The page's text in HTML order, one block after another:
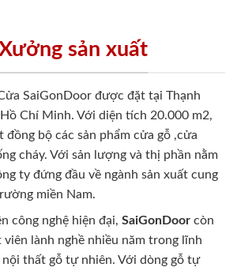
sản xuất
SaiGonDoor được đặt tại Thạnh
Chí Minh. Với diện tích 20.000 m2,
đồng bộ các sản phẩm cửa gỗ ,cửa
cháy. Với sản lượng và thị phần nằm
ty đứng đầu về ngành sản xuất cung
miền Nam.
công nghệ hiện đại, SaiGonDoor còn
lành nghề nhiều năm trong lĩnh
thất gỗ tự nhiên. Với dòng gỗ tự